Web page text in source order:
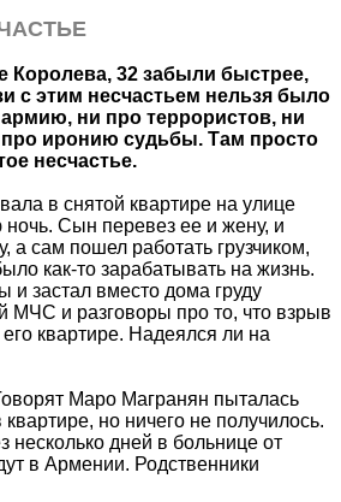
Королева, 32 забыли быстрее,
с этим несчастьем нельзя было
ни про террористов, ни
иронию судьбы. Там просто
несчастье.
в снятой квартире на улице
Сын перевез ее и жену, и
а сам пошел работать грузчиком,
как-то зарабатывать на жизнь.
и застал вместо дома груду
МЧС и разговоры про то, что взрыв
квартире. Надеялся ли на
Маро Магранян пыталась
квартире, но ничего не получилось.
несколько дней в больнице от
в Армении. Родственники